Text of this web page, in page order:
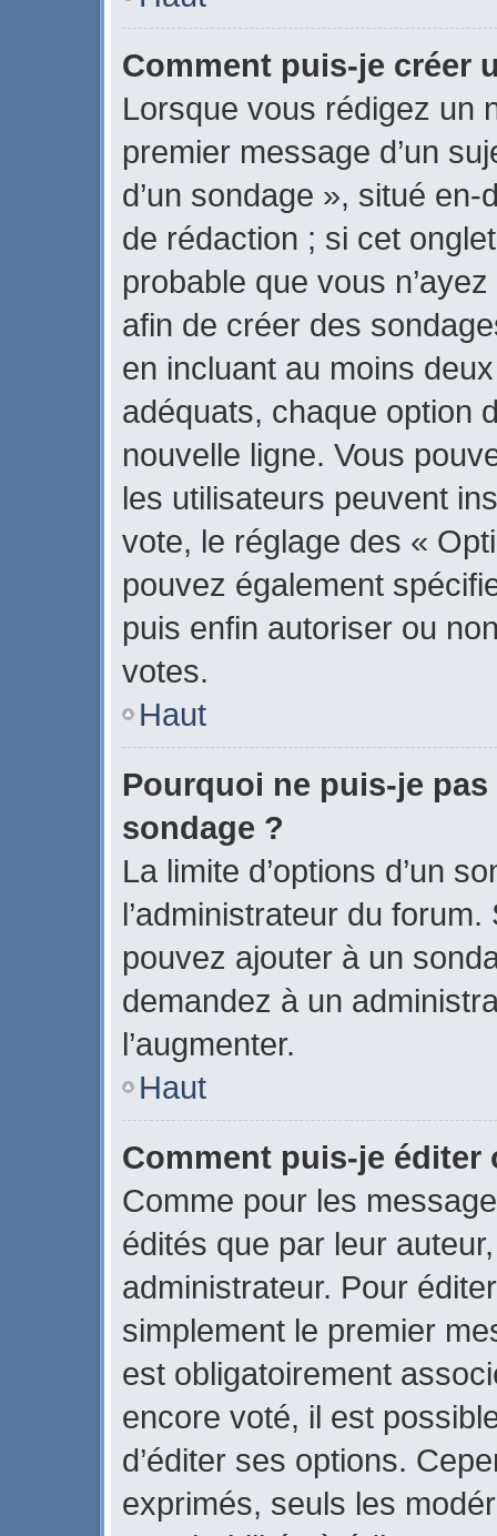
Comment puis-je créer
Lorsque vous rédigez un
premier message d’un
d’un sondage », situé
de rédaction ; si cet
probable que vous
afin de créer des
en incluant au moins
adéquats, chaque option
nouvelle ligne. Vous
les utilisateurs peuvent
vote, le réglage des «
pouvez également
puis enfin autoriser ou
votes.
Haut
Pourquoi ne puis-je
sondage ?
La limite d’options d’un
l’administrateur du
pouvez ajouter à un
demandez à un
l’augmenter.
Haut
Comment puis-je
Comme pour les
édités que par leur
administrateur. Pour
simplement le premier
est obligatoirement
encore voté, il est
d’éditer ses options.
exprimés, seuls les